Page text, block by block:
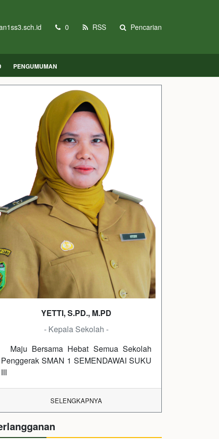
0 RSS Pencarian
PENGUMUMAN
YETTI, S.PD., M.PD
- Kepala Sekolah -
Maju Bersama Hebat Semua Sekolah
Penggerak SMAN 1 SEMENDAWAI SUKU
III
SELENGKAPNYA